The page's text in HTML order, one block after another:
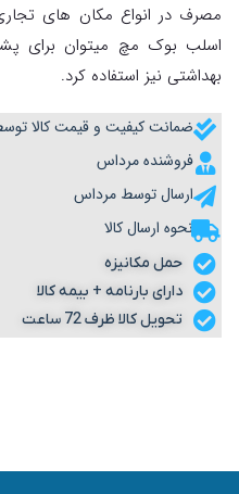
مصرف در انواع مکان های
اسلب بوک مچ میتوان برای
بهداشتی نیز استفاده کرد.
ضمانت کیفیت و قیمت کالا
فروشنده مرداس
ارسال توسط مرداس
نحوه ارسال کالا
حمل مکانیزه
دارای بارنامه + بیمه کالا
تحویل کالا ظرف 72 ساعت